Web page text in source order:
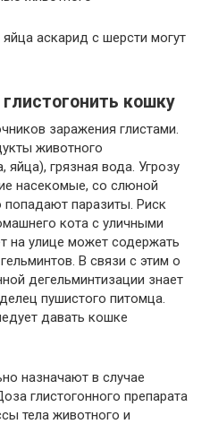
кошку
заражения глистами.
животного
грязная вода. Угрозу
насекомые, со слюной
паразиты. Риск
кота с уличными
на улице может содержать
В связи с этим о
дегельминтизации знает
пушистого питомца.
давать кошке
назначают в случае
глистогонного препарата
тела животного и